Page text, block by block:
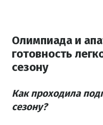
Олимпиада и
готовность
сезону
Как проходила
сезону?